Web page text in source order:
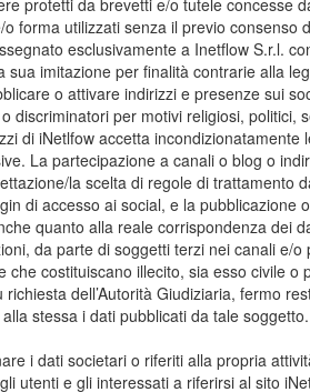
protetti da brevetti e/o tutele concesse
forma utilizzati senza il previo consenso
esclusivamente a Inetflow S.r.l.
sua imitazione per finalità contrarie alla
o attivare indirizzi e presenze sui
discriminatori per motivi religiosi,
di iNetlfow accetta
La partecipazione a canali o blog o
la scelta di regole di trattamento
di accesso ai social, e la pubblicazione
quanto alla reale corrispondenza dei
da parte di soggetti terzi nei canali e/
che costituiscano illecito, sia esso civile
dell’Autorità Giudiziaria, fermo
stessa i dati pubblicati da tale soggetto.
i dati societari o riferiti alla propria
utenti e gli interessati a riferirsi al sito